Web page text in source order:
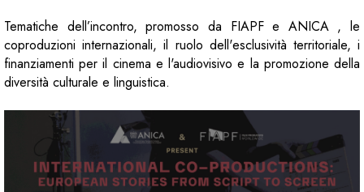
Tematiche dell’incontro, promosso da FIAPF e ANICA , le
coproduzioni internazionali, il ruolo dell'esclusività territoriale, i
finanziamenti per il cinema e l'audiovisivo e la promozione della
diversità culturale e linguistica.